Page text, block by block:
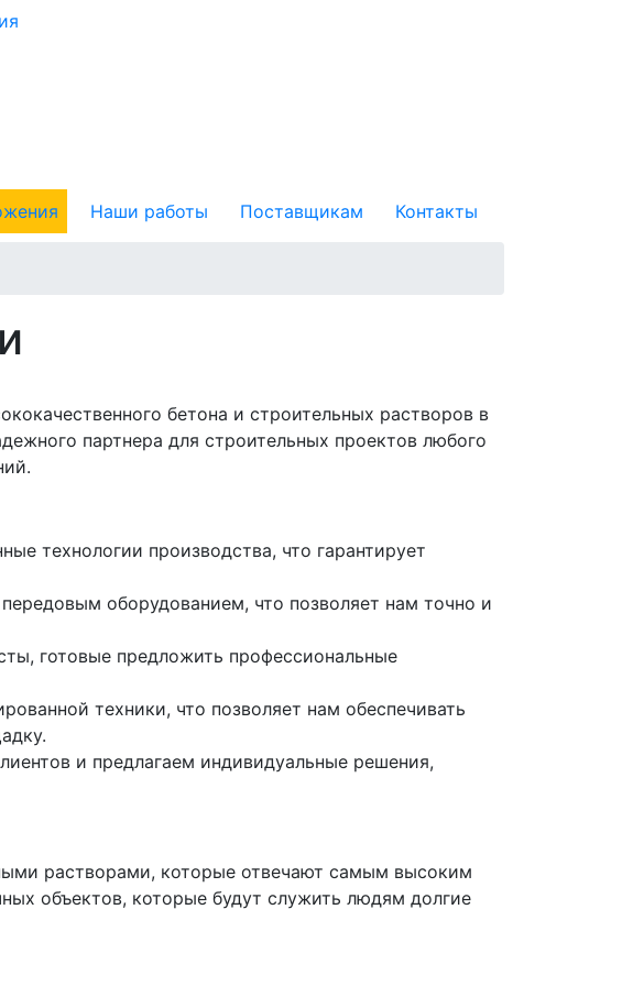
Наши работы Поставщикам Контакты
бетона и строительных растворов в
партнера для строительных проектов любого
технологии производства, что гарантирует
оборудованием, что позволяет нам точно и
готовые предложить профессиональные
техники, что позволяет нам обеспечивать
и предлагаем индивидуальные решения,
растворами, которые отвечают самым высоким
объектов, которые будут служить людям долгие